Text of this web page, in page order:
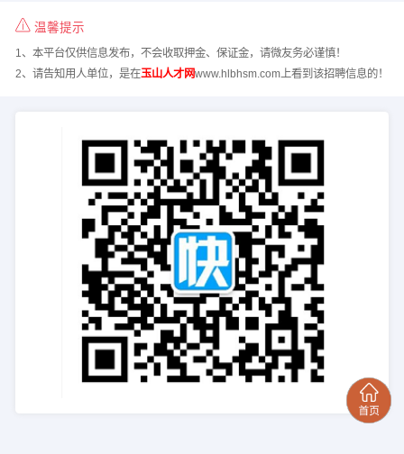
温馨提示
1、本平台仅供信息发布，不会收取押金、保证金，请微友务必谨慎！
2、请告知用人单位，是在玉山人才网www.hlbhsm.com上看到该招聘信息的！